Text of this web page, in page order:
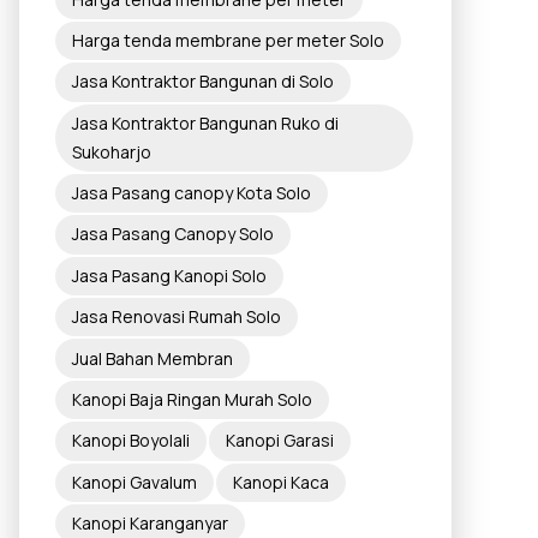
Harga tenda membrane per meter Solo
Jasa Kontraktor Bangunan di Solo
Jasa Kontraktor Bangunan Ruko di
Sukoharjo
Jasa Pasang canopy Kota Solo
Jasa Pasang Canopy Solo
Jasa Pasang Kanopi Solo
Jasa Renovasi Rumah Solo
Jual Bahan Membran
Kanopi Baja Ringan Murah Solo
Kanopi Boyolali
Kanopi Garasi
Kanopi Gavalum
Kanopi Kaca
Kanopi Karanganyar